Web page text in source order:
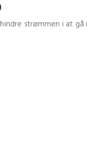
strømmen i at